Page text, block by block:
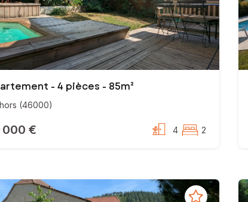
- 4 pièces - 85m²
(46000)
000 € 4 2